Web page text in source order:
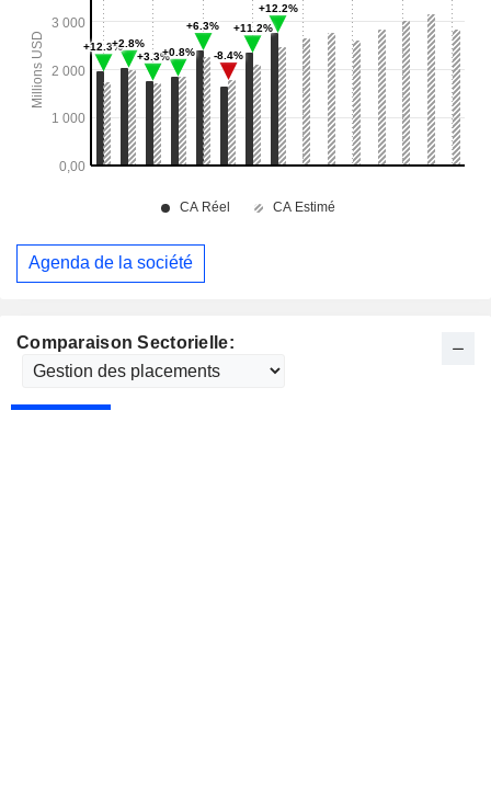
Comparaison Sectorielle:
Agenda de la société